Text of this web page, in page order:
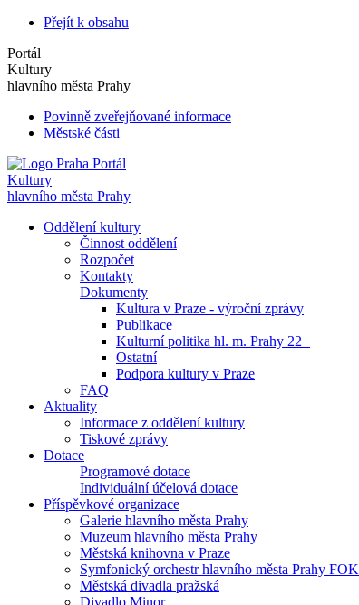
Přejít k obsahu
Portál
Kultury
hlavního města Prahy
Povinně zveřejňované informace
Městské části
Portál
Kultury
hlavního města Prahy
Oddělení kultury
Činnost oddělení
Rozpočet
Kontakty
Dokumenty
Kultura v Praze - výroční zprávy
Publikace
Kulturní politika hl. m. Prahy 22+
Ostatní
Podpora kultury v Praze
FAQ
Aktuality
Informace z oddělení kultury
Tiskové zprávy
Dotace
Programové dotace
Individuální účelová dotace
Příspěvkové organizace
Galerie hlavního města Prahy
Muzeum hlavního města Prahy
Městská knihovna v Praze
Symfonický orchestr hlavního města Prahy FOK
Městská divadla pražská
Divadlo Minor